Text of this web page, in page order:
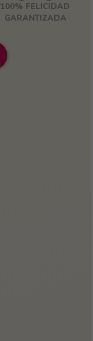
100% FELICIDAD
GARANTIZADA